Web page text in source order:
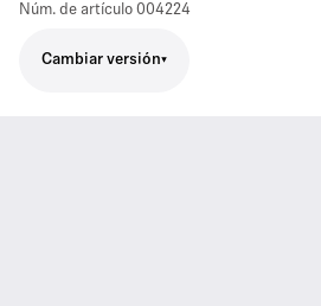
Núm. de artículo 004224
Cambiar versión